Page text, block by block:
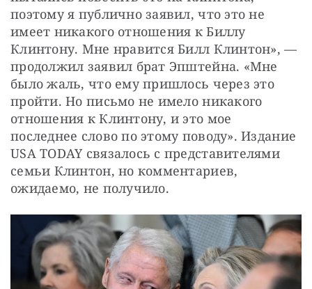
поэтому я публично заявил, что это не
имеет никакого отношения к Биллу
Клинтону. Мне нравится Билл Клинтон», —
продолжил заявил брат Эпштейна. «Мне
было жаль, что ему пришлось через это
пройти. Но письмо не имело никакого
отношения к Клинтону, и это мое
последнее слово по этому поводу». Издание
USA TODAY связалось с представителями
семьи Клинтон, но комментариев,
ожидаемо, не получило.